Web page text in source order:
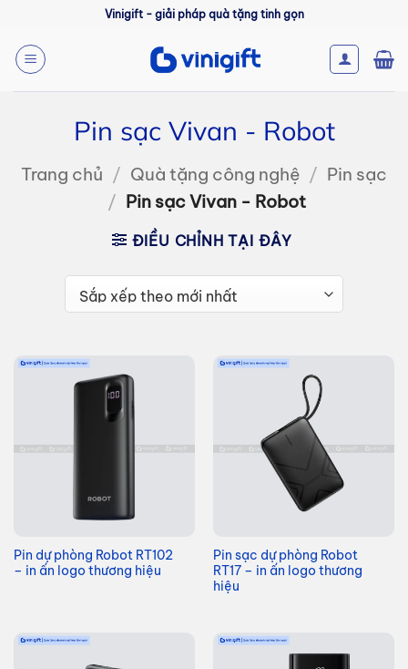
nội
dung
Vinigift - giải pháp quà tặng tinh gọn
Pin sạc Vivan - Robot
Trang chủ / Quà tặng công nghệ / Pin sạc
/ Pin sạc Vivan - Robot
ĐIỀU CHỈNH TẠI ĐÂY
Pin dự phòng Robot RT102
– in ấn logo thương hiệu
Pin sạc dự phòng Robot
RT17 – in ấn logo thương
hiệu